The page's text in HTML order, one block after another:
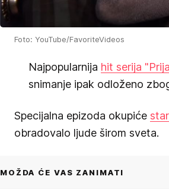
Foto: YouTube/FavoriteVideos
Najpopularnija hit serija
snimanje ipak odloženo
Specijalna epizoda okupiće
obradovalo ljude širom sveta.
MOŽDA ĆE VAS ZANIMATI